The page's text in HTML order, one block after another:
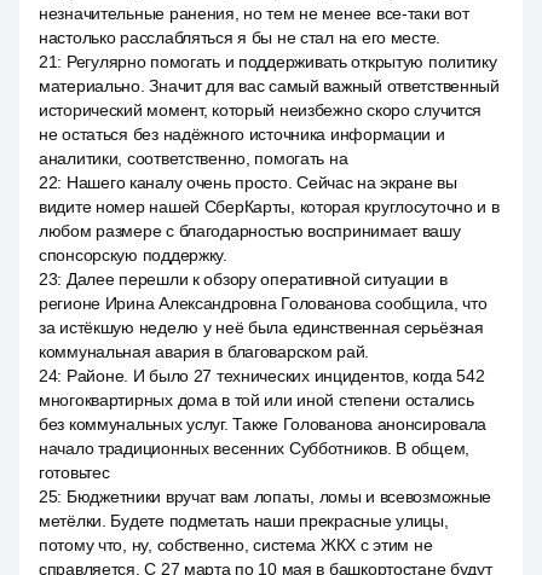
незначительные ранения, но тем не менее все-таки вот
настолько расслабляться я бы не стал на его месте.
21: Регулярно помогать и поддерживать открытую политику
материально. Значит для вас самый важный ответственный
исторический момент, который неизбежно скоро случится
не остаться без надёжного источника информации и
аналитики, соответственно, помогать на
22: Нашего каналу очень просто. Сейчас на экране вы
видите номер нашей СберКарты, которая круглосуточно и в
любом размере с благодарностью воспринимает вашу
спонсорскую поддержку.
23: Далее перешли к обзору оперативной ситуации в
регионе Ирина Александровна Голованова сообщила, что
за истёкшую неделю у неё была единственная серьёзная
коммунальная авария в благоварском рай.
24: Районе. И было 27 технических инцидентов, когда 542
многоквартирных дома в той или иной степени остались
без коммунальных услуг. Также Голованова анонсировала
начало традиционных весенних Субботников. В общем,
готовьтес
25: Бюджетники вручат вам лопаты, ломы и всевозможные
метёлки. Будете подметать наши прекрасные улицы,
потому что, ну, собственно, система ЖКХ с этим не
справляется. С 27 марта по 10 мая в башкортостане будут